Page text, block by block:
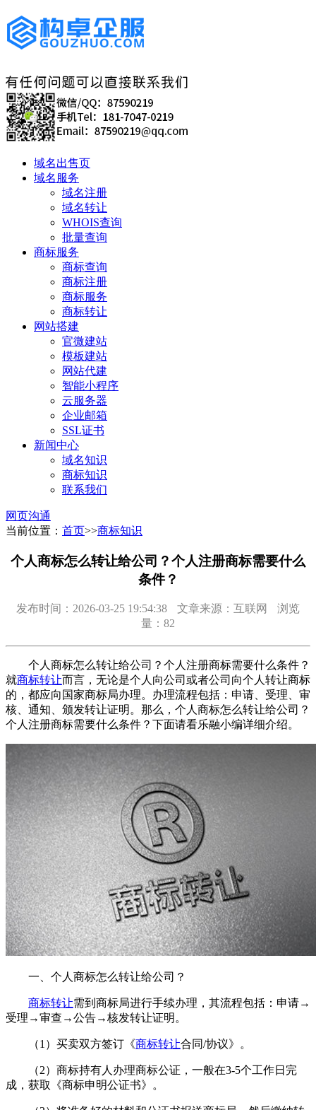
域名出售页
域名服务
域名注册
域名转让
WHOIS查询
批量查询
商标服务
商标查询
商标注册
商标服务
商标转让
网站搭建
官微建站
模板建站
网站代建
智能小程序
云服务器
企业邮箱
SSL证书
新闻中心
域名知识
商标知识
联系我们
网页沟通
当前位置： 首页>>商标知识
个人商标怎么转让给公司？个人注册商标需要什么
条件？
发布时间：2026-03-25 19:54:38 文章来源：互联网
浏览
量：82
个人商标怎么转让给公司？个人注册商标需要什么条件？
就商标转让而言，无论是个人向公司或者公司向个人转让商标
的，都应向国家商标局办理。办理流程包括：申请、受理、审
核、通知、颁发转让证明。那么，个人商标怎么转让给公司？
个人注册商标需要什么条件？下面请看乐融小编详细介绍。
一、个人商标怎么转让给公司？
商标转让需到商标局进行手续办理，其流程包括：申请→
受理→审查→公告→核发转让证明。
（1）买卖双方签订《商标转让合同/协议》。
（2）商标持有人办理商标公证，一般在3-5个工作日完
成，获取《商标申明公证书》。